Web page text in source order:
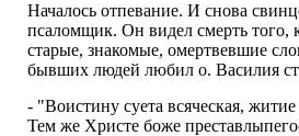
Началось отпевание. И снова
псаломщик. Он видел смерть того,
старые, знакомые, омертвевшие
бывших людей любил о. Василия
- "Воистину суета всяческая,
Тем же Христе боже